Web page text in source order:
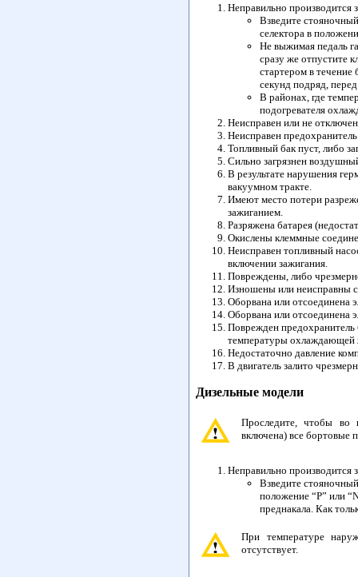
Неправильно производится
Взведите
селектора в
Не выжимая педаль
сразу же отпустите
стартером в течение
секунд подряд,
В районах, где
подогревателя
Неисправен или не
Неисправен
Топливный бак пуст, либо
Сильно загрязнен
В результате нарушения
вакуумном тракте.
Имеют место потери
зажиганием.
Разряжена батарея
Окислены клеммные
Неисправен топливный
включении зажигания.
Повреждены, либо
Изношены или неисправны
Оборвана или отсоединена
Оборвана или отсоединена
Поврежден предохранитель
температуры охлаждающей
Недостаточно давление
В двигатель залито
Дизельные модели
Проследите, чтобы во
включена) все бортовые
Неправильно производится
Взведите
положение “Р” или
преднакала. Как
При температуре
отсутствует.